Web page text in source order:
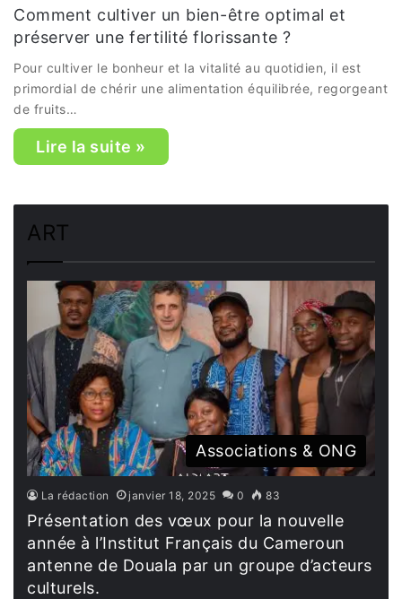
Comment cultiver un bien-être optimal et
préserver une fertilité florissante ?
Pour cultiver le bonheur et la vitalité au quotidien, il est
primordial de chérir une alimentation équilibrée, regorgeant
de fruits…
Lire la suite »
ART
Associations & ONG
La rédaction janvier 18, 2025 0 83
Présentation des vœux pour la nouvelle
année à l’Institut Français du Cameroun
antenne de Douala par un groupe d’acteurs
culturels.